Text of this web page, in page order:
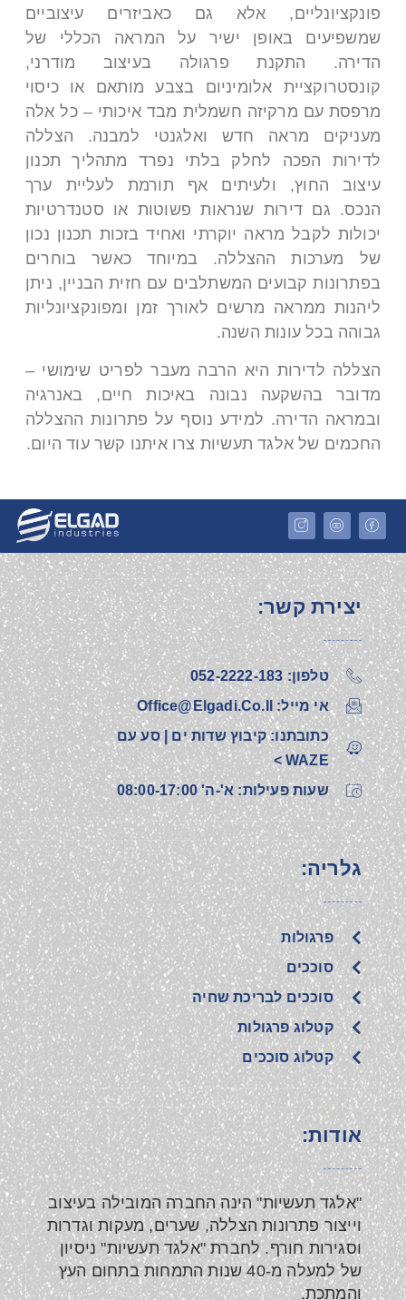
פונקציונליים, אלא גם כאביזרים עיצוביים
שמשפיעים באופן ישיר על המראה הכללי של
הדירה. התקנת פרגולה בעיצוב מודרני,
קונסטרוקציית אלומיניום בצבע מותאם או כיסוי
מרפסת עם מרקיזה חשמלית מבד איכותי – כל אלה
מעניקים מראה חדש ואלגנטי למבנה. הצללה
לדירות הפכה לחלק בלתי נפרד מתהליך תכנון
עיצוב החוץ, ולעיתים אף תורמת לעליית ערך
הנכס. גם דירות שנראות פשוטות או סטנדרטיות
יכולות לקבל מראה יוקרתי ואחיד בזכות תכנון נכון
של מערכות ההצללה. במיוחד כאשר בוחרים
בפתרונות קבועים המשתלבים עם חזית הבניין, ניתן
ליהנות ממראה מרשים לאורך זמן ומפונקציונליות
גבוהה בכל עונות השנה.
הצללה לדירות היא הרבה מעבר לפריט שימושי –
מדובר בהשקעה נבונה באיכות חיים, באנרגיה
ובמראה הדירה. למידע נוסף על פתרונות ההצללה
החכמים של אלגד תעשיות צרו איתנו קשר עוד היום.
יצירת קשר:
טלפון: 052-2222-183‎
אי מייל: Office@elgadi.co.il
כתובתנו: קיבוץ שדות ים | סע עם
WAZE >
שעות פעילות: א'-ה' 08:00-17:00
גלריה:
פרגולות
סוככים
סוככים לבריכת שחיה
קטלוג פרגולות
קטלוג סוככים
אודות:
"אלגד תעשיות" הינה החברה המובילה בעיצוב
וייצור פתרונות הצללה, שערים, מעקות וגדרות
וסגירות חורף. לחברת "אלגד תעשיות" ניסיון
של למעלה מ-40 שנות התמחות בתחום העץ
והמתכת.